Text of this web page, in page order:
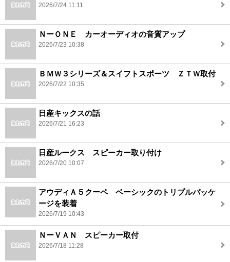
2026/7/24 11:11
ＮーＯＮＥ カーオーディオの音質アップ
2026/7/23 10:38
ＢＭＷ３シリーズ＆スイフトスポーツ ＺＴＷ取付
2026/7/22 10:35
日産キックスの話
2026/7/21 16:23
日産ルークス スピーカー取り付け
2026/7/20 10:07
アウディＡ５クーペ ベーシックのトリプルパッケ
ージを装着
2026/7/19 10:43
ＮーＶＡＮ スピーカー取付
2026/7/18 11:28